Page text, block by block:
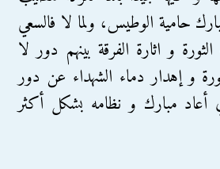
حامية الوطيس، ولما لا فالسعي
و اثارة الفرقة بينهم دور لا
و إهدار دماء الشهداء عن دور
مبارك و نظامه بشكل أكثر